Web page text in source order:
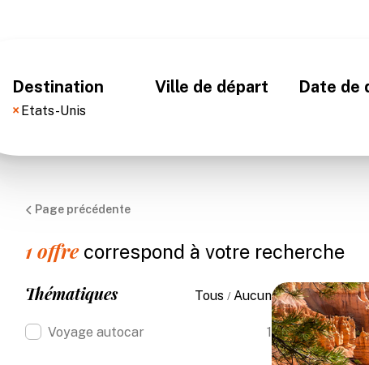
Destination
× Etats-Unis
Ville de départ Date de
Page précédente
1offrecorrespond à votre recherche
Thématiques Tous / Aucun
Voyage autocar 1